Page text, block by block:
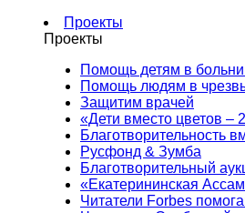
Проекты
Проекты
Помощь детям в
Помощь людям в
Защитим врачей
«Дети вместо цветов –
Благотворительность
Русфонд & Зумба
Благотворительный
«Екатерининская
Читатели Forbes